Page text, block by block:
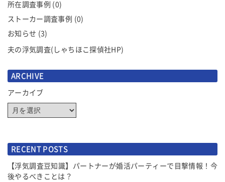
所在調査事例 (0)
ストーカー調査事例 (0)
お知らせ (3)
夫の浮気調査(しゃちほこ探偵社HP)
ARCHIVE
アーカイブ
RECENT POSTS
【浮気調査豆知識】パートナーが婚活パーティーで目撃情報！今
後やるべきことは？